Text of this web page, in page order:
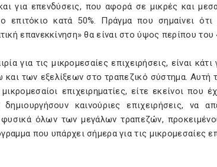
για επενδύσεις, που αφορά σε μικρές και
επιτόκιο κατά 50%. Πράγμα που σημαίνει
επανεκκίνηση» θα είναι στο ύψος περίπου του
για τις μικρομεσαίες επιχειρήσεις, είναι
και των εξελίξεων στο τραπεζικό σύστημα.
επιχειρηματίες, είτε εκείνοι που
καινούριες επιχειρήσεις, να
όλων των μεγάλων τραπεζών,
που υπάρχει σήμερα για τις μικρομεσαίες